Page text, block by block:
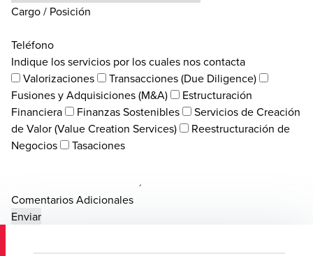
Cargo / Posición
Teléfono
Indique los servicios por los cuales nos contacta
Valorizaciones
Transacciones (Due Diligence)
Fusiones y Adquisiciones (M&A)
Estructuración
Financiera
Finanzas Sostenibles
Servicios de Creación
de Valor (Value Creation Services)
Reestructuración de
Negocios
Tasaciones
Comentarios Adicionales